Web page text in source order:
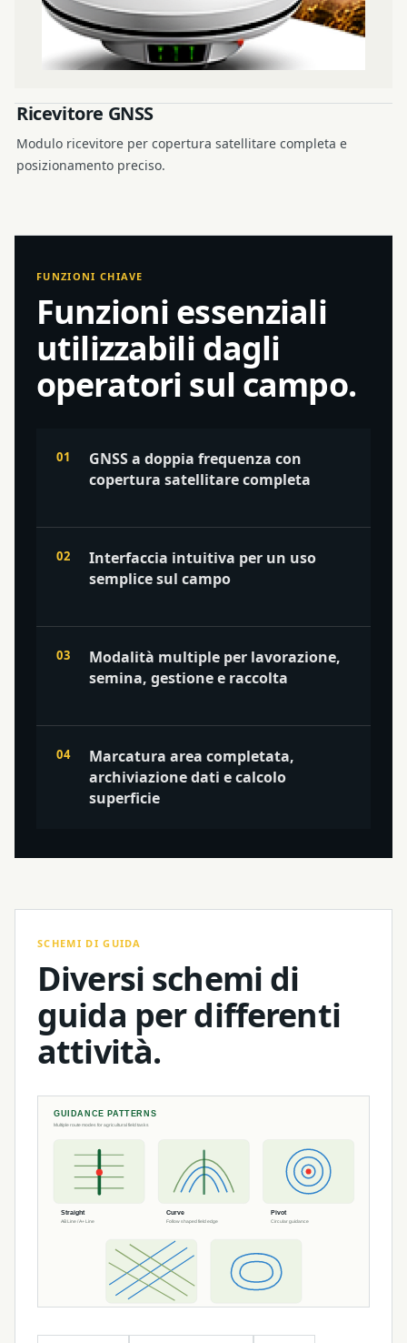
Ricevitore GNSS
Modulo ricevitore per copertura satellitare completa e
posizionamento preciso.
FUNZIONI CHIAVE
Funzioni essenziali
utilizzabili dagli
operatori sul campo.
GNSS a doppia frequenza con
copertura satellitare completa
Interfaccia intuitiva per un uso
semplice sul campo
Modalità multiple per lavorazione,
semina, gestione e raccolta
Marcatura area completata,
archiviazione dati e calcolo
superficie
SCHEMI DI GUIDA
Diversi schemi di
guida per differenti
attività.